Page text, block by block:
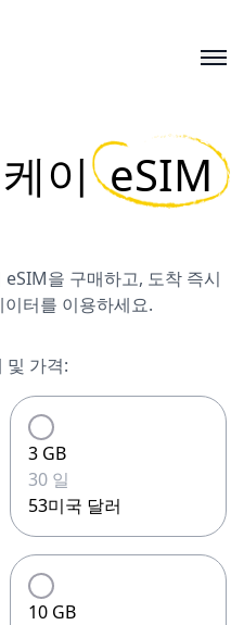
이 eSIM
을 구매하고, 도착 즉시
터를 이용하세요.
및 가격:
3 GB
30 일
53미국 달러
10 GB